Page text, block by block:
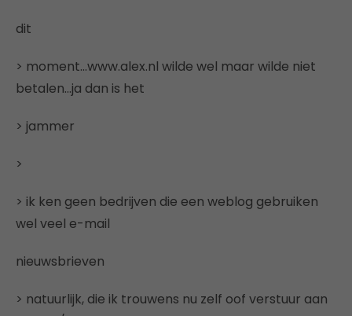
dit
> moment…www.alex.nl wilde wel maar wilde niet
betalen…ja dan is het
> jammer
>
> ik ken geen bedrijven die een weblog gebruiken
wel veel e-mail
nieuwsbrieven
> natuurlijk, die ik trouwens nu zelf oof verstuur aan